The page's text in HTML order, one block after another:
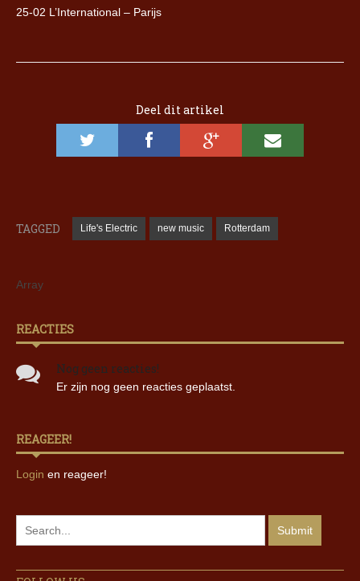
25-02 L’International – Parijs
Deel dit artikel
TAGGED Life's Electric new music Rotterdam
Array
REACTIES
Nog geen reacties!
Er zijn nog geen reacties geplaatst.
REAGEER!
Login en reageer!